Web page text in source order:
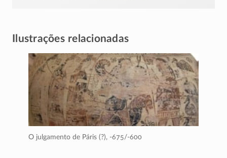
Ilustrações relacionadas
O julgamento de Páris (?), -675/-600